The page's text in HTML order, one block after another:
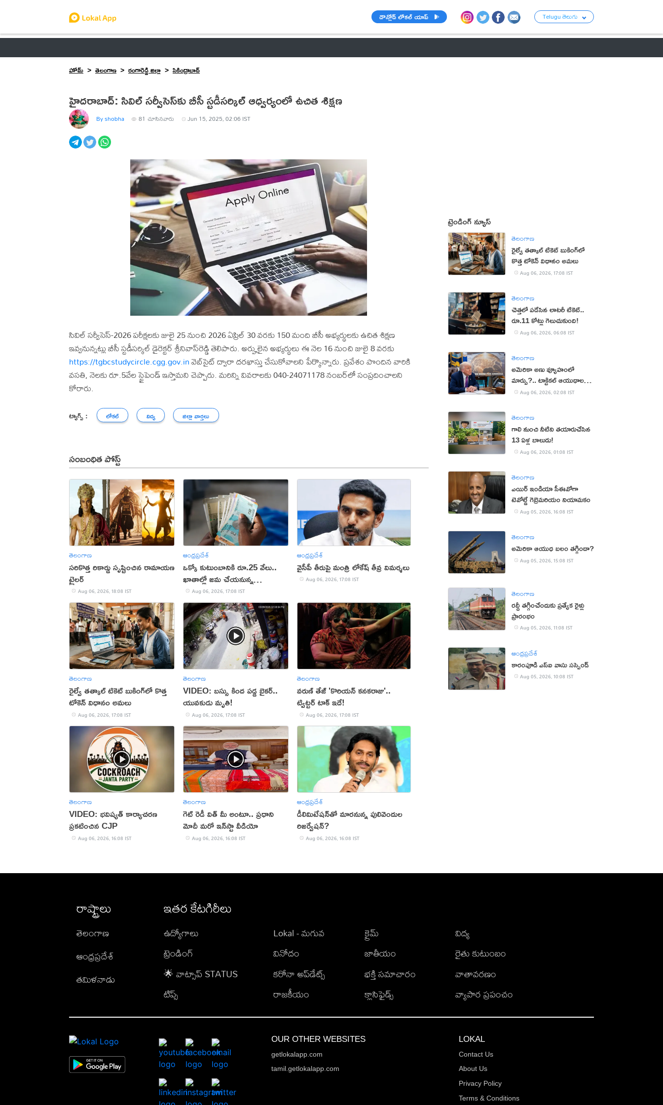
డౌన్లోడ్ లోకల్ యాప్ Telugu తెలుగు
హోమ్
తెలంగాణ రంగారెడ్డి జిల్లా సికింద్రాబాద్
హైదరాబాద్: సివిల్‌ సర్వీసెస్‌‌కు బీసీ స్టడీసర్కిల్‌ ఆధ్వర్యంలో ఉచిత శిక్షణ
By shobha 81 చూసినవారు Jun 15, 2025, 02:06 IST
సివిల్‌ సర్వీసెస్‌-2026 పరీక్షలకు జులై 25 నుంచి 2026 ఏప్రిల్‌ 30 వరకు 150 మంది బీసీ అభ్యర్థులకు ఉచిత శిక్షణ
ఇవ్వనున్నట్లు బీసీ స్టడీసర్కిల్‌ డైరెక్టర్‌ శ్రీనివాస్‌రెడ్డి తెలిపారు. అర్హులైన అభ్యర్థులు ఈ నెల 16 నుంచి జులై 8 వరకు
https://tgbcstudycircle.cgg.gov.inవెబ్‌సైట్‌ ద్వారా దరఖాస్తు చేసుకోవాలని పేర్కొన్నారు. ప్రవేశం పొందిన వారికి
వసతి, నెలకు రూ.5వేల స్టైపెండ్‌ ఇస్తామని చెప్పారు. మరిన్ని వివరాలకు 040-24071178 నంబర్‌లో సంప్రదించాలని
కోరారు.
ట్యాగ్స్ : లోకల్ విద్య జిల్లా వార్తలు
సంబంధిత పోస్ట్
తెలంగాణ
సరికొత్త రికార్డు సృష్టించిన రామాయణ
ట్రైలర్‌
Aug 06, 2026, 18:08 IST
ఆంధ్రప్రదేశ్
ఒక్కో కుటుంబానికి రూ.25 వేలు..
ఖాతాల్లో జ‌మ చేయ‌నున్న
ప్ర‌భుత్వం..!
Aug 06, 2026, 17:08 IST
ఆంధ్రప్రదేశ్
వైసీపీ తీరుపై మంత్రి లోకేష్ తీవ్ర విమర్శలు
Aug 06, 2026, 17:08 IST
తెలంగాణ
రైల్వే తత్కాల్ టికెట్ బుకింగ్‌లో కొత్త
టోకెన్ విధానం అమలు
Aug 06, 2026, 17:08 IST
తెలంగాణ
VIDEO: బస్సు కింద పడ్డ బైకర్..
యువకుడు మృతి!
Aug 06, 2026, 17:08 IST
తెలంగాణ
వరుణ్ తేజ్ 'కొరియన్ కనకరాజు'..
ట్విట్టర్ టాక్ ఇదే!
Aug 06, 2026, 17:08 IST
తెలంగాణ
VIDEO: భవిష్యత్ కార్యాచరణ
ప్రకటించిన CJP
Aug 06, 2026, 16:08 IST
తెలంగాణ
గెట్ రెడీ విత్ మీ అంటూ.. ప్రధాని
మోదీ మరో ఇన్‌స్టా వీడియో
Aug 06, 2026, 16:08 IST
ఆంధ్రప్రదేశ్
డీలిమిటేషన్‌తో మారనున్న పులివెందుల
రిజర్వేషన్?
Aug 06, 2026, 16:08 IST
ట్రెండింగ్ న్యూస్
తెలంగాణ
రైల్వే తత్కాల్ టికెట్ బుకింగ్‌లో
కొత్త టోకెన్ విధానం అమలు
Aug 06, 2026, 17:08 IST
తెలంగాణ
చెత్తలో పడేసిన లాటరీ టికెట్..
రూ.11 కోట్లు గెలుచుకుంది!
Aug 06, 2026, 06:08 IST
తెలంగాణ
అమెరికా అణు వ్యూహంలో
మార్పు?.. టాక్టికల్ ఆయుధాలకు
ప్రాధాన్యం!
Aug 06, 2026, 02:08 IST
తెలంగాణ
గాలి నుంచి నీటిని తయారుచేసిన
13 ఏళ్ల బాలుడు!
Aug 06, 2026, 01:08 IST
తెలంగాణ
ఎయిర్ ఇండియా సీఈవోగా
టెవోల్డే గెబ్రెమరియం నియామకం
Aug 05, 2026, 16:08 IST
తెలంగాణ
అమెరికా ఆయుధ బలం తగ్గిందా?
Aug 05, 2026, 15:08 IST
తెలంగాణ
రద్దీ తగ్గించేందుకు ప్రత్యేక రైళ్లు
ప్రారంభం
Aug 05, 2026, 11:08 IST
ఆంధ్రప్రదేశ్
కారంపూడి ఎస్ఐ వాసు స‌స్పెండ్‌
Aug 05, 2026, 10:08 IST
రాష్ట్రాలు
తెలంగాణ
ఆంధ్రప్రదేశ్
తమిళనాడు
ఇతర కేటగిరీలు
ఉద్యోగాలు
ట్రెండింగ్
🌟 వాట్సాప్ STATUS
టిప్స్
Lokal - మగువ
వినోదం
కరోనా అప్‌డేట్స్
రాజకీయం
క్రైమ్
జాతీయం
భక్తి సమాచారం
క్లాసిఫైడ్స్
విద్య
రైతు కుటుంబం
వాతావరణం
వ్యాపార ప్రపంచం
OUR OTHER WEBSITES
getlokalapp.com
tamil.getlokalapp.com
LOKAL
Contact Us
About Us
Privacy Policy
Terms & Conditions